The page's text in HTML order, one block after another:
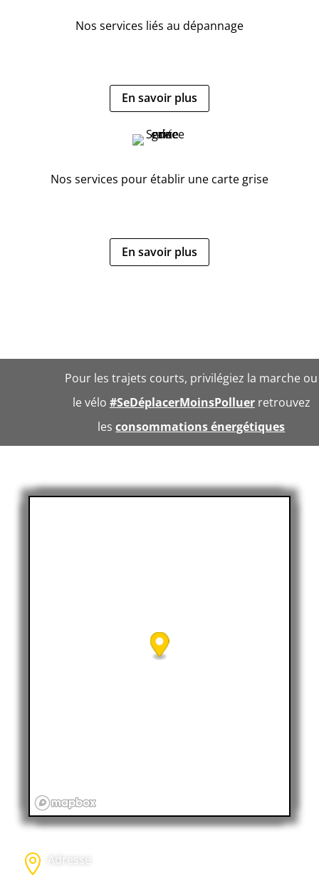
Nos services liés au dépannage
En savoir plus
Nos services pour établir une carte grise
En savoir plus
Pour les trajets courts, privilégiez la marche ou
le vélo #SeDéplacerMoinsPolluerretrouvez
lesconsommations énergétiques
 Adresse